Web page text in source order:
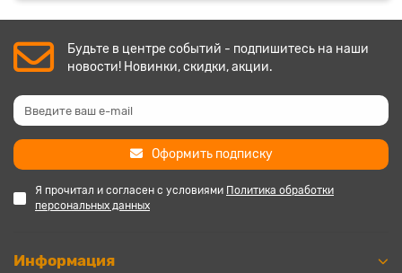
Будьте в центре событий - подпишитесь на наши
новости! Новинки, скидки, акции.
Оформить подписку
Я прочитал и согласен с условиями Политика обработки
персональных данных
Информация